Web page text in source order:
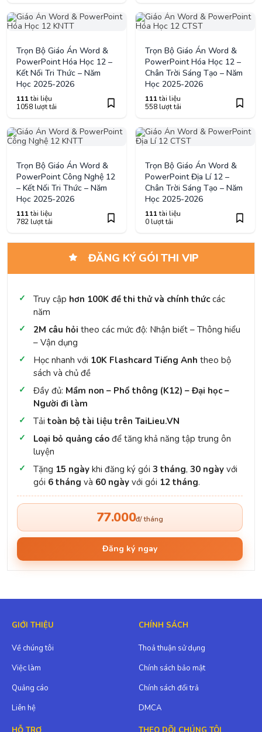
Trọn Bộ Giáo Án Word &
PowerPoint Hóa Học 12 –
Kết Nối Tri Thức – Năm
Học 2025-2026
111tài liệu
1058 lượt tải
Trọn Bộ Giáo Án Word &
PowerPoint Hóa Học 12 –
Chân Trời Sáng Tạo – Năm
Học 2025-2026
111tài liệu
558 lượt tải
Trọn Bộ Giáo Án Word &
PowerPoint Công Nghệ 12
– Kết Nối Tri Thức – Năm
Học 2025-2026
111tài liệu
782 lượt tải
Trọn Bộ Giáo Án Word &
PowerPoint Địa Lí 12 –
Chân Trời Sáng Tạo – Năm
Học 2025-2026
111tài liệu
0 lượt tải
ĐĂNG KÝ GÓI THI VIP
Truy cập hơn 100K đề thi thử và chính thứccác
năm
2M câu hỏi theo các mức độ: Nhận biết – Thông hiểu
– Vận dụng
Học nhanh với 10K Flashcard Tiếng Anh theo bộ
sách và chủ đề
Đầy đủ: Mầm non – Phổ thông (K12) – Đại học –
Người đi làm
Tải toàn bộ tài liệu trên TaiLieu.VN
Loại bỏ quảng cáo để tăng khả năng tập trung ôn
luyện
Tặng 15 ngày khi đăng ký gói 3 tháng, 30 ngày với
gói 6 tháng và 60 ngày với gói 12 tháng.
77.000đ/ tháng
Đăng ký ngay
GIỚI THIỆU
Về chúng tôi
Việc làm
Quảng cáo
Liên hệ
CHÍNH SÁCH
Thoả thuận sử dụng
Chính sách bảo mật
Chính sách đổi trả
DMCA